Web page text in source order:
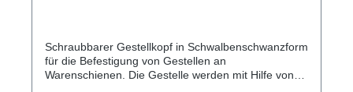
Schraubbarer Gestellkopf in Schwalbenschwanzform
für die Befestigung von Gestellen an
Warenschienen. Die Gestelle werden mit Hilfe von